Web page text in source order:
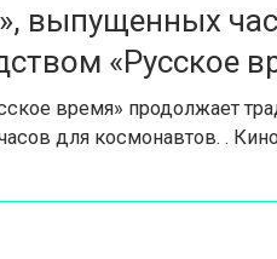
выпущенных
«Русское
время» продолжает
для космонавтов. .